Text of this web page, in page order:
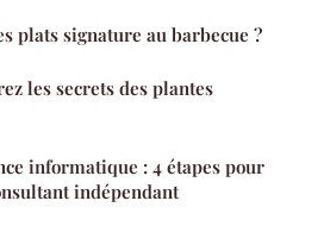
plats signature au barbecue ?
les secrets des plantes
informatique : 4 étapes pour
indépendant